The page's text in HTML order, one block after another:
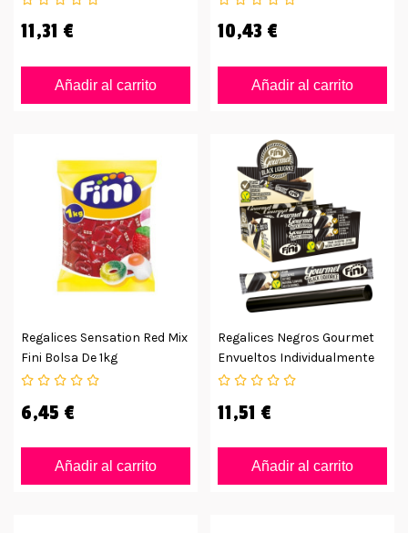
11,31 €
Añadir al carrito
10,43 €
Añadir al carrito
Regalices Sensation Red Mix
Fini Bolsa De 1kg
6,45 €
Añadir al carrito
Regalices Negros Gourmet
Envueltos Individualmente
En Caja Con 32uds
11,51 €
Añadir al carrito